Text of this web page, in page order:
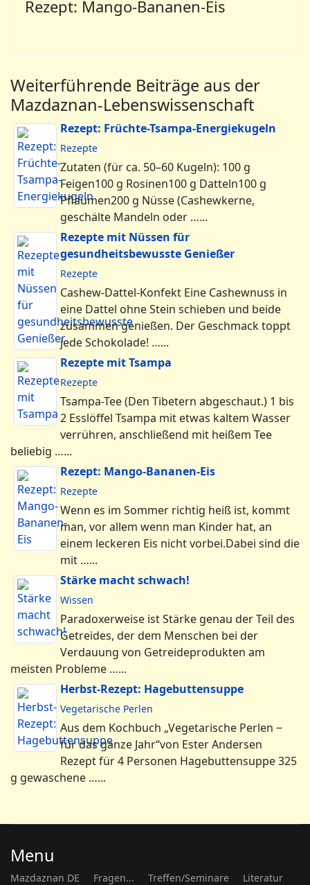
Rezept: Mango-Bananen-Eis
Weiterführende Beiträge aus der
Mazdaznan-Lebenswissenschaft
Rezept: Früchte-Tsampa-Energiekugeln
Rezepte
Zutaten (für ca. 50–60 Kugeln): 100 g
Feigen100 g Rosinen100 g Datteln100 g
Pflaumen200 g Nüsse (Cashewkerne,
geschälte Mandeln oder …...
Rezepte mit Nüssen für
gesundheitsbewusste Genießer
Rezepte
Cashew-Dattel-Konfekt Eine Cashewnuss in
eine Dattel ohne Stein schieben und beide
zusammen genießen. Der Geschmack toppt
jede Schokolade! …...
Rezepte mit Tsampa
Rezepte
Tsampa-Tee (Den Tibetern abgeschaut.) 1 bis
2 Esslöffel Tsampa mit etwas kaltem Wasser
verrühren, anschließend mit heißem Tee
beliebig …...
Rezept: Mango-Bananen-Eis
Rezepte
Wenn es im Sommer richtig heiß ist, kommt
man, vor allem wenn man Kinder hat, an
einem leckeren Eis nicht vorbei.Dabei sind die
mit …...
Stärke macht schwach!
Wissen
Paradoxerweise ist Stärke genau der Teil des
Getreides, der dem Menschen bei der
Verdauung von Getreideprodukten am
meisten Probleme …...
Herbst-Rezept: Hagebuttensuppe
Vegetarische Perlen
Aus dem Kochbuch „Vegetarische Perlen ‒
für das ganze Jahr“von Ester Andersen
Rezept für 4 Personen Hagebuttensuppe 325
g gewaschene …...
Menu
Mazdaznan DE Fragen... Treffen/Seminare
Literatur